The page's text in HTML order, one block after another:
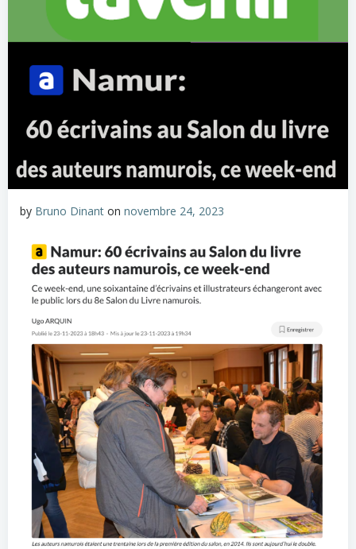
by Bruno Dinant on novembre 24, 2023